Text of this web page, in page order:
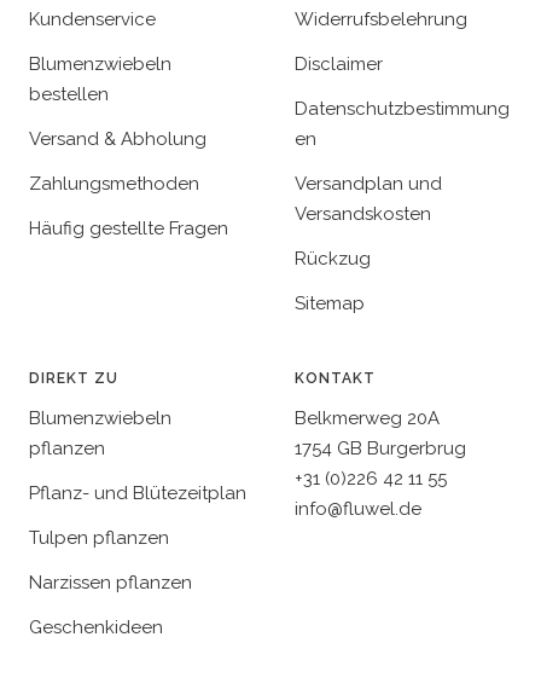
Kundenservice
Blumenzwiebeln
bestellen
Versand & Abholung
Zahlungsmethoden
Häufig gestellte Fragen
Widerrufsbelehrung
Disclaimer
Datenschutzbestimmung
en
Versandplan und
Versandskosten
Rückzug
Sitemap
DIREKT ZU
Blumenzwiebeln
pflanzen
Pflanz- und Blütezeitplan
Tulpen pflanzen
Narzissen pflanzen
Geschenkideen
KONTAKT
Belkmerweg 20A
1754 GB Burgerbrug
+31 (0)226 42 11 55
info@fluwel.de